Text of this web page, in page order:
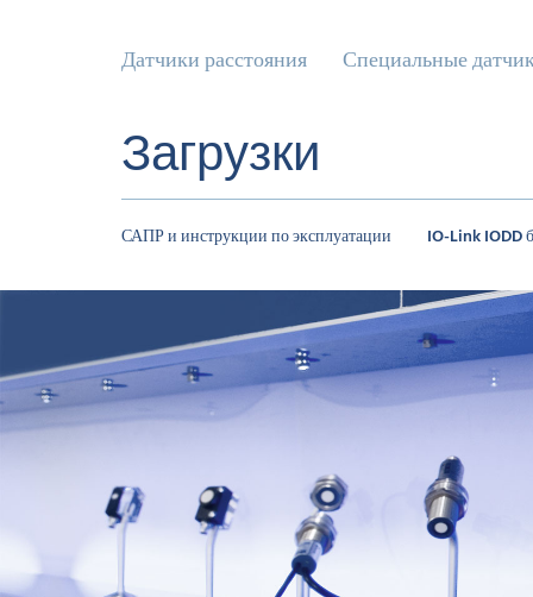
Датчики расстояния Специальные
Загрузки
САПР и инструкции по эксплуатации IO-Link IODD